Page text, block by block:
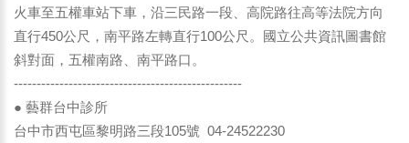
火車至五權車站下車，沿三民路一段、高院路往高等法院方向
直行450公尺，南平路左轉直行100公尺。國立公共資訊圖書館
斜對面，五權南路、南平路口。
--------------------------------------------------
● 藝群台中診所
台中市西屯區黎明路三段105號 04-24522230